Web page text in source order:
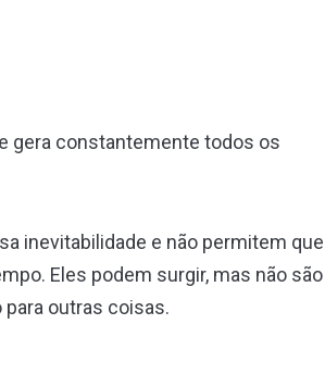
gera constantemente todos os
inevitabilidade e não permitem que
Eles podem surgir, mas não são
outras coisas.